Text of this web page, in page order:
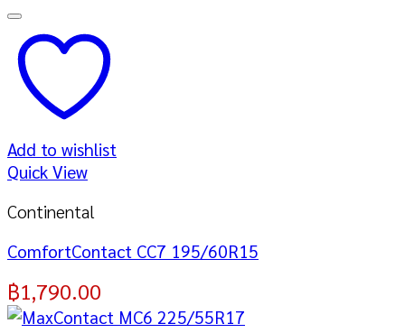
Add to wishlist
Quick View
Continental
ComfortContact CC7 195/60R15
฿1,790.00